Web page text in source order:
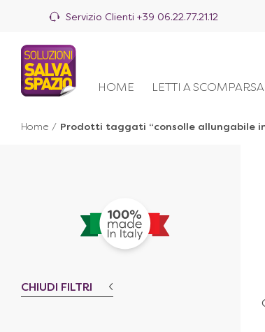
Servizio Clienti +39 06.22.77.21.12
HOME LETTI A SCOMPARSA
Home / Prodotti taggati “consolle allungabile
CHIUDI FILTRI